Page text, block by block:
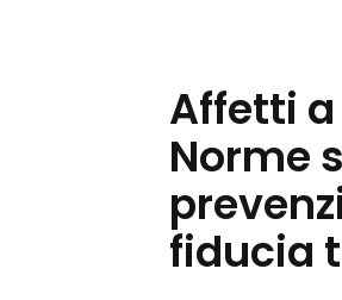
Affetti
Norme
fiducia